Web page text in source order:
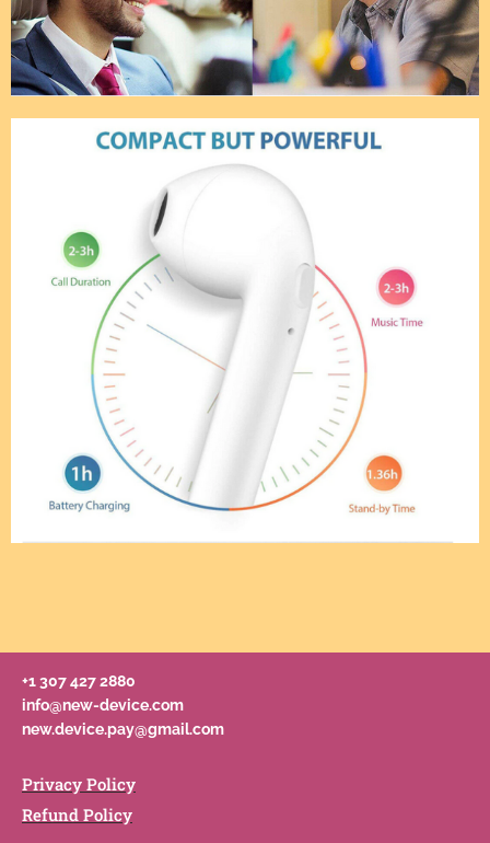
+1 307 427 2880
info@new-device.com
new.device.pay@gmail.com
Privacy Policy
Refund Policy